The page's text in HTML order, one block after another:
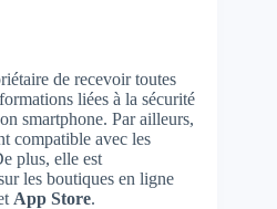
de recevoir toutes
liées à la sécurité
smartphone. Par ailleurs,
compatible avec les
plus, elle est
les boutiques en ligne
App Store.